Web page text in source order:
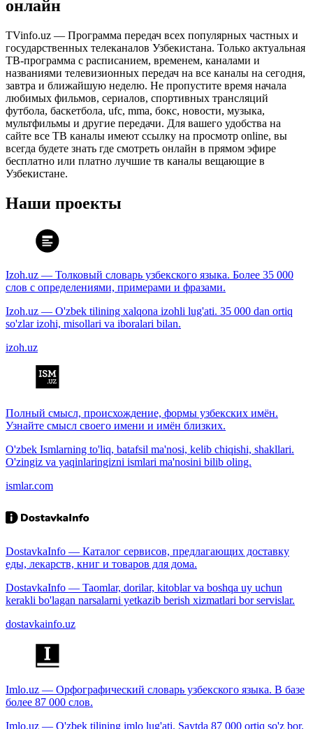
онлайн
TVinfo.uz — Программа передач всех популярных частных и
государственных телеканалов Узбекистана. Только актуальная
ТВ-программа с расписанием, временем, каналами и
названиями телевизионных передач на все каналы на сегодня,
завтра и ближайшую неделю. Не пропустите время начала
любимых фильмов, сериалов, спортивных трансляций
футбола, баскетбола, ufc, mma, бокс, новости, музыка,
мультфильмы и другие передачи. Для вашего удобства на
сайте все ТВ каналы имеют ссылку на просмотр online, вы
всегда будете знать где смотреть онлайн в прямом эфире
бесплатно или платно лучшие тв каналы вещающие в
Узбекистане.
Наши проекты
Izoh.uz — Толковый словарь узбекского языка. Более 35 000
слов с определениями, примерами и фразами.
Izoh.uz — O'zbek tilining xalqona izohli lug'ati. 35 000 dan ortiq
so'zlar izohi, misollari va iboralari bilan.
izoh.uz
Полный смысл, происхождение, формы узбекских имён.
Узнайте смысл своего имени и имён близких.
O'zbek Ismlarning to'liq, batafsil ma'nosi, kelib chiqishi, shakllari.
O'zingiz va yaqinlaringizni ismlari ma'nosini bilib oling.
ismlar.com
DostavkaInfo — Каталог сервисов, предлагающих доставку
еды, лекарств, книг и товаров для дома.
DostavkaInfo — Taomlar, dorilar, kitoblar va boshqa uy uchun
kerakli bo'lagan narsalarni yetkazib berish xizmatlari bor servislar.
dostavkainfo.uz
Imlo.uz — Орфографический словарь узбекского языка. В базе
более 87 000 слов.
Imlo.uz — O'zbek tilining imlo lug'ati. Saytda 87 000 ortiq so'z bor.